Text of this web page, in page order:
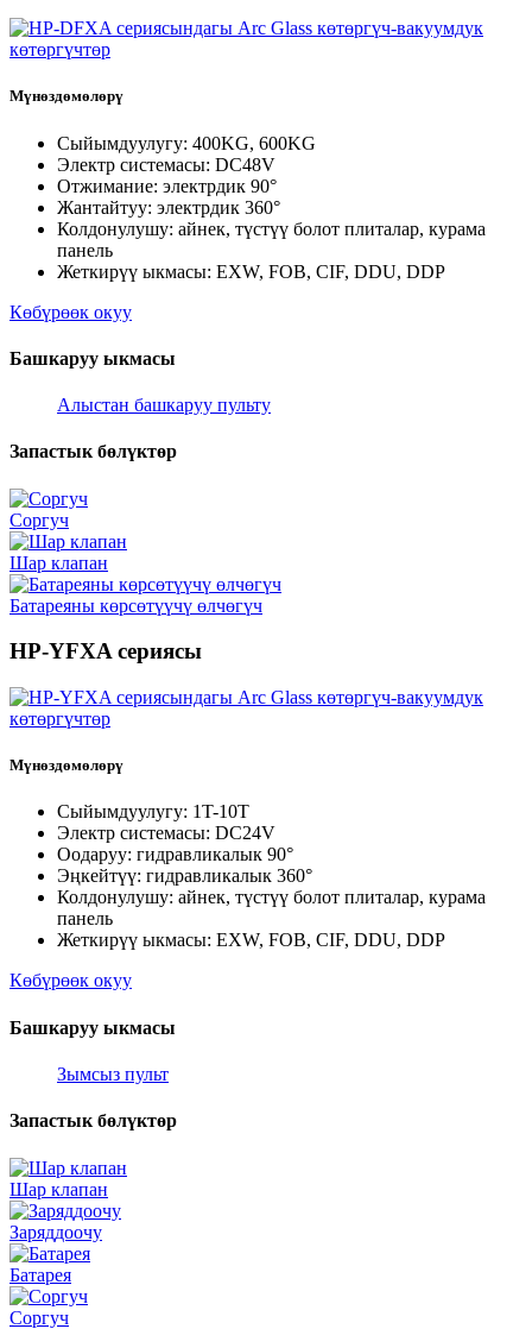
Мүнөздөмөлөрү
Сыйымдуулугу: 400KG, 600KG
Электр системасы: DC48V
Отжимание: электрдик 90°
Жантайтуу: электрдик 360°
Колдонулушу: айнек, түстүү болот плиталар, курама
панель
Жеткирүү ыкмасы: EXW, FOB, CIF, DDU, DDP
Көбүрөөк окуу
Башкаруу ыкмасы
Алыстан башкаруу пульту
Запастык бөлүктөр
Соргуч
Шар клапан
Батареяны көрсөтүүчү өлчөгүч
HP-YFXA сериясы
Мүнөздөмөлөрү
Сыйымдуулугу: 1T-10T
Электр системасы: DC24V
Оодаруу: гидравликалык 90°
Эңкейтүү: гидравликалык 360°
Колдонулушу: айнек, түстүү болот плиталар, курама
панель
Жеткирүү ыкмасы: EXW, FOB, CIF, DDU, DDP
Көбүрөөк окуу
Башкаруу ыкмасы
Зымсыз пульт
Запастык бөлүктөр
Шар клапан
Заряддоочу
Батарея
Соргуч